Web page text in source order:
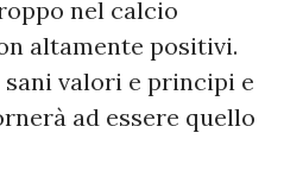
nel calcio
altamente positivi.
valori e principi e
ad essere quello